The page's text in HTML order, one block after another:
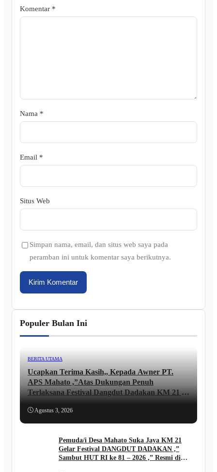
Komentar *
Nama *
Email *
Situs Web
Simpan nama, email, dan situs web saya pada
peramban ini untuk komentar saya berikutnya.
Populer Bulan Ini
BERITA UTAMA
Ucapkan Terima Kasih,, Kepada Awner PT.
APS Mahato ,”Atas Dukungan Penuh
Terlaksana Festival Dangdut Dadakan KM 21 ,,
lni Ungkapan JUNAIDI ..
Agustus 3, 2026
Pemuda/i Desa Mahato Suka Jaya KM 21
Gelar Festival DANGDUT DADAKAN ,”
Sambut HUT RI ke 81 – 2026 ,” Resmi di